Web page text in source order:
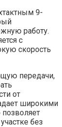
9-
работу.
с
скорость
передачи,
от
широкими
без